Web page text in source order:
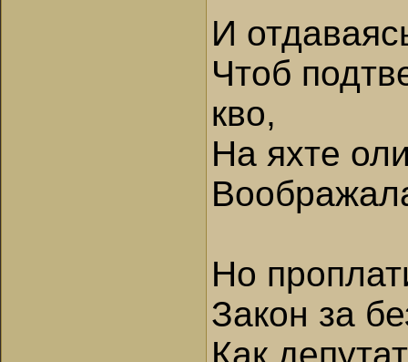
И
Чтоб
кво,
На яхте
Но
Закон за